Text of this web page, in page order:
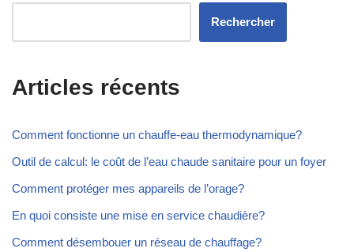
Rechercher
Articles récents
Comment fonctionne un chauffe-eau thermodynamique?
Outil de calcul: le coût de l’eau chaude sanitaire pour un foyer
Comment protéger mes appareils de l’orage?
En quoi consiste une mise en service chaudière?
Comment désembouer un réseau de chauffage?